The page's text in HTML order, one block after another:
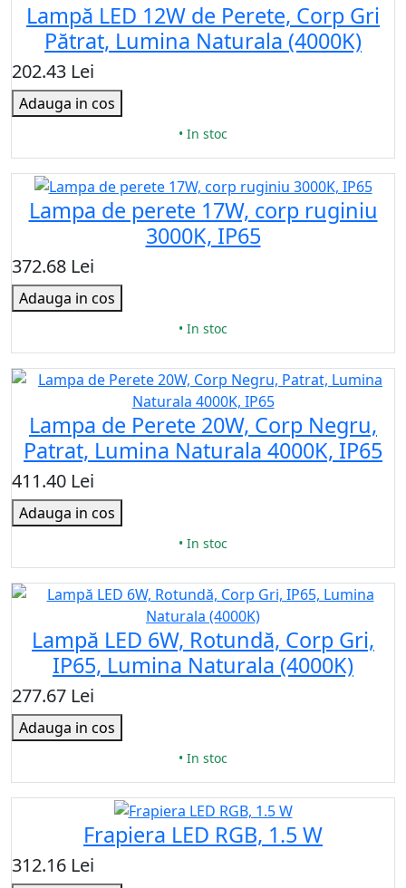
Lampă LED 12W de Perete, Corp Gri
Pătrat, Lumina Naturala (4000K)
202.43 Lei
Adauga in cos
• In stoc
Lampa de perete 17W, corp ruginiu
3000K, IP65
372.68 Lei
Adauga in cos
• In stoc
Lampa de Perete 20W, Corp Negru,
Patrat, Lumina Naturala 4000K, IP65
411.40 Lei
Adauga in cos
• In stoc
Lampă LED 6W, Rotundă, Corp Gri,
IP65, Lumina Naturala (4000K)
277.67 Lei
Adauga in cos
• In stoc
Frapiera LED RGB, 1.5 W
312.16 Lei